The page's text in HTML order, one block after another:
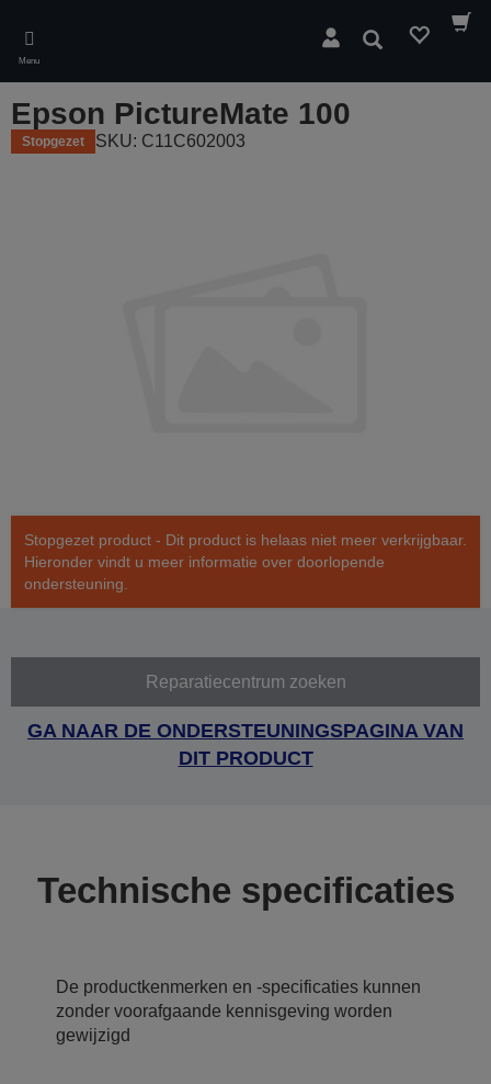
main
content
Menu
Zoeken
Epson PictureMate 100
Stopgezet SKU: C11C602003
Stopgezet product - Dit product is helaas niet meer verkrijgbaar.
Hieronder vindt u meer informatie over doorlopende
ondersteuning.
Reparatiecentrum zoeken
GA NAAR DE ONDERSTEUNINGSPAGINA VAN
DIT PRODUCT
Technische specificaties
De productkenmerken en -specificaties kunnen
zonder voorafgaande kennisgeving worden
gewijzigd